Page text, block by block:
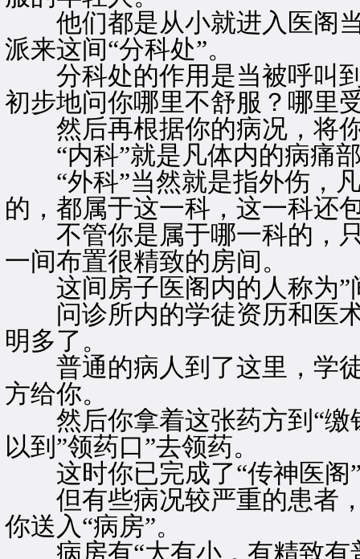
他们都是从小就进入医阁当
派来这间“分科处”。
分科处的作用是当被呼叫到
初步地问你哪里不舒服？哪里
然后再根据你的病况，将你
“内科”就是凡体内的病痛部
“外科”当然就是指外伤，凡
的，都属于这一科，这一科还
不管你是属于哪一科的，只
一间布置很精致的房间。
这间房子医阁内的人称为”
问诊所内的学徒资历和医术
明多了。
普通的病人到了这里，学徒
方给你。
然后你拿着这张药方到“缴
以到”领药口”去领药。
这时你已完成了“传神医阁
但有些病况较严重的患者，
你送入“病房”。
病房有“大有小，有精致有